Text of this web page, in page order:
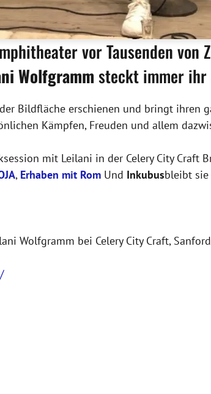
vor Tausenden
Wolfgramm steckt immer ihr
Bildfläche erschienen und bringt ihren
Kämpfen, Freuden und allem
mit Leilani in der Celery City Craft
, Erhaben mit Rom Und Inkubusbleibt sie
Wolfgramm bei Celery City Craft,